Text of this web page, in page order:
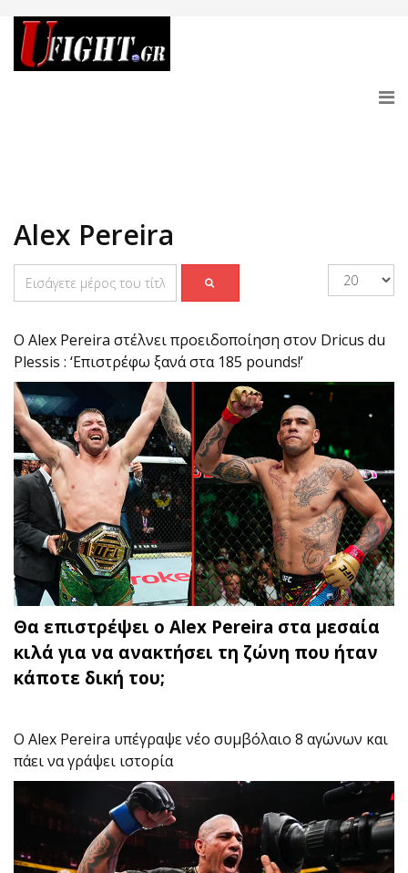
Alex Pereira
O Alex Pereira στέλνει προειδοποίηση στον Dricus du
Plessis : ‘Επιστρέφω ξανά στα 185 pounds!’
Θα επιστρέψει ο Alex Pereira στα μεσαία
κιλά για να ανακτήσει τη ζώνη που ήταν
κάποτε δική του;
O Alex Pereira υπέγραψε νέο συμβόλαιο 8 αγώνων και
πάει να γράψει ιστορία